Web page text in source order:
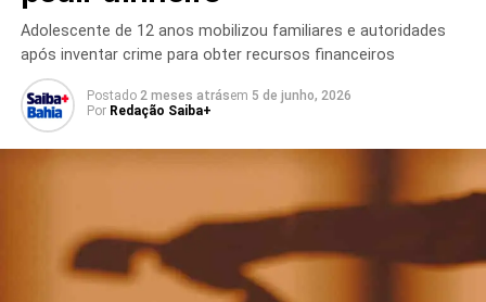
Adolescente de 12 anos mobilizou familiares e autoridades
após inventar crime para obter recursos financeiros
Postado 2 meses atrásem 5 de junho, 2026
Por Redação Saiba+